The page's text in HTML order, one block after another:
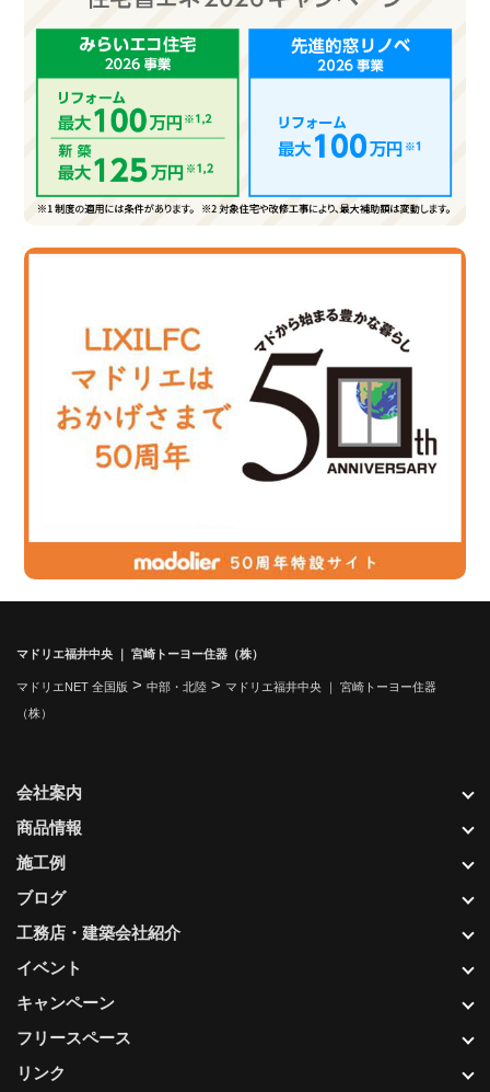
マドリエ福井中央 ｜ 宮崎トーヨー住器（株）
マドリエNET 全国版 > 中部・北陸 > マドリエ福井中央 ｜ 宮崎トーヨー住器
（株）
会社案内
商品情報
施工例
ブログ
工務店・建築会社紹介
イベント
キャンペーン
フリースペース
リンク